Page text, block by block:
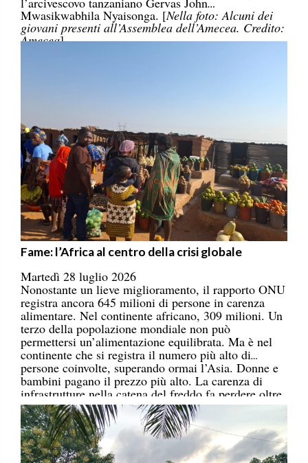
Mwasikwabhila Nyaisonga. [Nella foto: Alcuni dei
giovani presenti all’Assemblea dell’Amecea. Credito:
Amecea]
Fame: l’Africa al centro della crisi globale
Martedì 28 luglio 2026
Nonostante un lieve miglioramento, il rapporto ONU
registra ancora 645 milioni di persone in carenza
alimentare. Nel continente africano, 309 milioni. Un
terzo della popolazione mondiale non può
permettersi un’alimentazione equilibrata. Ma è nel
continente che si registra il numero più alto di
persone coinvolte, superando ormai l’Asia. Donne e
bambini pagano il prezzo più alto. La carenza di
infrastrutture nella catena del freddo fa perdere oltre
un terzo della produzione di frutta, verdura, pesce e
latticini.